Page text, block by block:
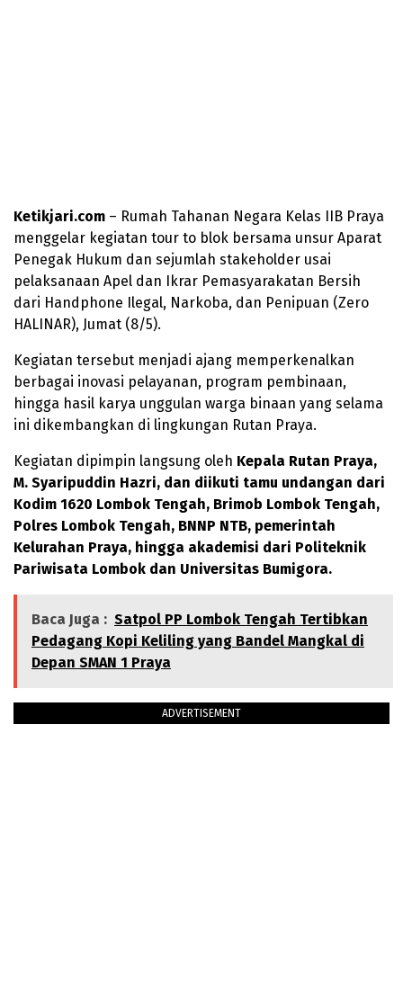
Ketikjari.com – Rumah Tahanan Negara Kelas IIB Praya
menggelar kegiatan tour to blok bersama unsur Aparat
Penegak Hukum dan sejumlah stakeholder usai
pelaksanaan Apel dan Ikrar Pemasyarakatan Bersih
dari Handphone Ilegal, Narkoba, dan Penipuan (Zero
HALINAR), Jumat (8/5).
Kegiatan tersebut menjadi ajang memperkenalkan
berbagai inovasi pelayanan, program pembinaan,
hingga hasil karya unggulan warga binaan yang selama
ini dikembangkan di lingkungan Rutan Praya.
Kegiatan dipimpin langsung oleh Kepala Rutan Praya,
M. Syaripuddin Hazri, dan diikuti tamu undangan dari
Kodim 1620 Lombok Tengah, Brimob Lombok Tengah,
Polres Lombok Tengah, BNNP NTB, pemerintah
Kelurahan Praya, hingga akademisi dari Politeknik
Pariwisata Lombok dan Universitas Bumigora.
Baca Juga : Satpol PP Lombok Tengah Tertibkan
Pedagang Kopi Keliling yang Bandel Mangkal di
Depan SMAN 1 Praya
ADVERTISEMENT